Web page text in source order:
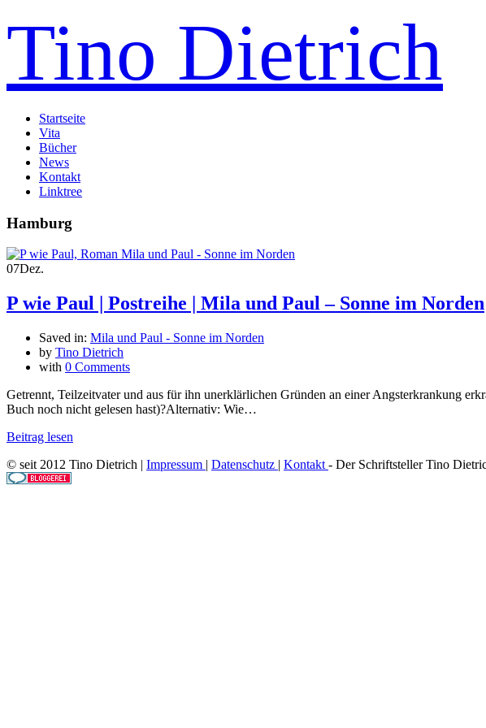
Tino Dietrich
Startseite
Vita
Bücher
News
Kontakt
Linktree
Hamburg
07Dez.
P wie Paul | Postreihe | Mila und Paul – Sonne im Norden
Saved in: Mila und Paul - Sonne im Norden
by Tino Dietrich
with 0 Comments
Getrennt, Teilzeitvater und aus für ihn unerklärlichen Gründen an einer Angsterkrankung
Buch noch nicht gelesen hast)?Alternativ: Wie…
Beitrag lesen
© seit 2012 Tino Dietrich | Impressum | Datenschutz | Kontakt - Der Schriftsteller Tino